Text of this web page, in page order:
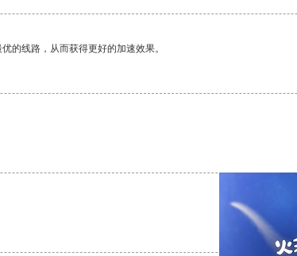
的线路，从而获得更好的加速效果。